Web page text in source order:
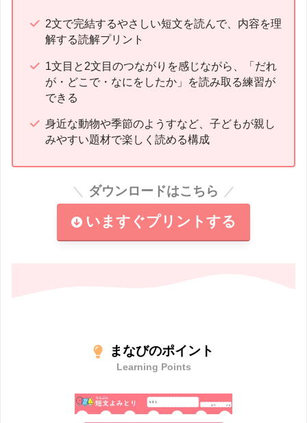
2文で完結するやさしい短文を読んで、内容を理
解する読解プリント
1文目と2文目のつながりを感じながら、「だれ
が・どこで・なにをしたか」を読み取る練習が
できる
身近な動物や季節のようすなど、子どもが親し
みやすい題材で楽しく読める構成
ダウンロードはこちら
いますぐプリントする
まなびのポイント
Learning Points